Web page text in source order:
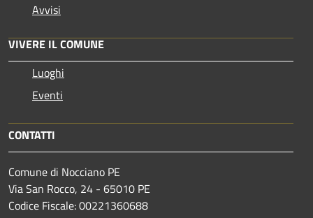
Avvisi
VIVERE IL COMUNE
Luoghi
Eventi
CONTATTI
Comune di Nocciano PE
Via San Rocco, 24 - 65010 PE
Codice Fiscale: 00221360688